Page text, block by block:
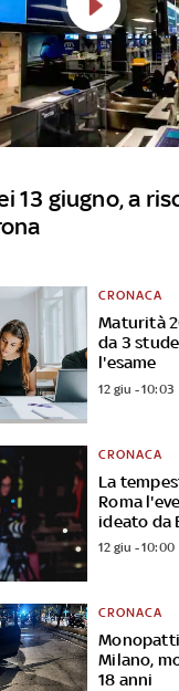
13 giugno, a
Maturità
da 3
l'esame
CRONACA
12 giu - 10:03
La
Roma
ideato da
CRONACA
12 giu - 10:00
Milano,
18 anni
CRONACA